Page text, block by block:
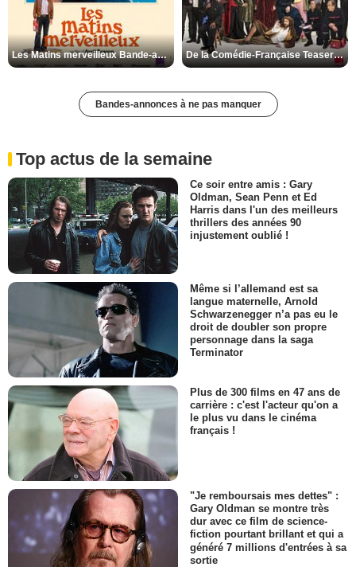
Les Matins merveilleux Bande-annonce VF De la Comédie-Française Teaser VF
Bandes-annonces à ne pas manquer
Top actus de la semaine
Ce soir entre amis : Gary
Oldman, Sean Penn et Ed
Harris dans l'un des meilleurs
thrillers des années 90
injustement oublié !
Même si l’allemand est sa
langue maternelle, Arnold
Schwarzenegger n’a pas eu le
droit de doubler son propre
personnage dans la saga
Terminator
Plus de 300 films en 47 ans de
carrière : c'est l'acteur qu'on a
le plus vu dans le cinéma
français !
"Je remboursais mes dettes" :
Gary Oldman se montre très
dur avec ce film de science-
fiction pourtant brillant et qui a
généré 7 millions d'entrées à sa
sortie